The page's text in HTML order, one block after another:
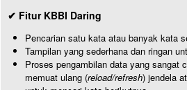
✔ Fitur KBBI Daring
Pencarian satu kata atau banyak kata
Tampilan yang sederhana dan ringan
Proses pengambilan data yang sangat
memuat ulang (reload/refresh) jendela